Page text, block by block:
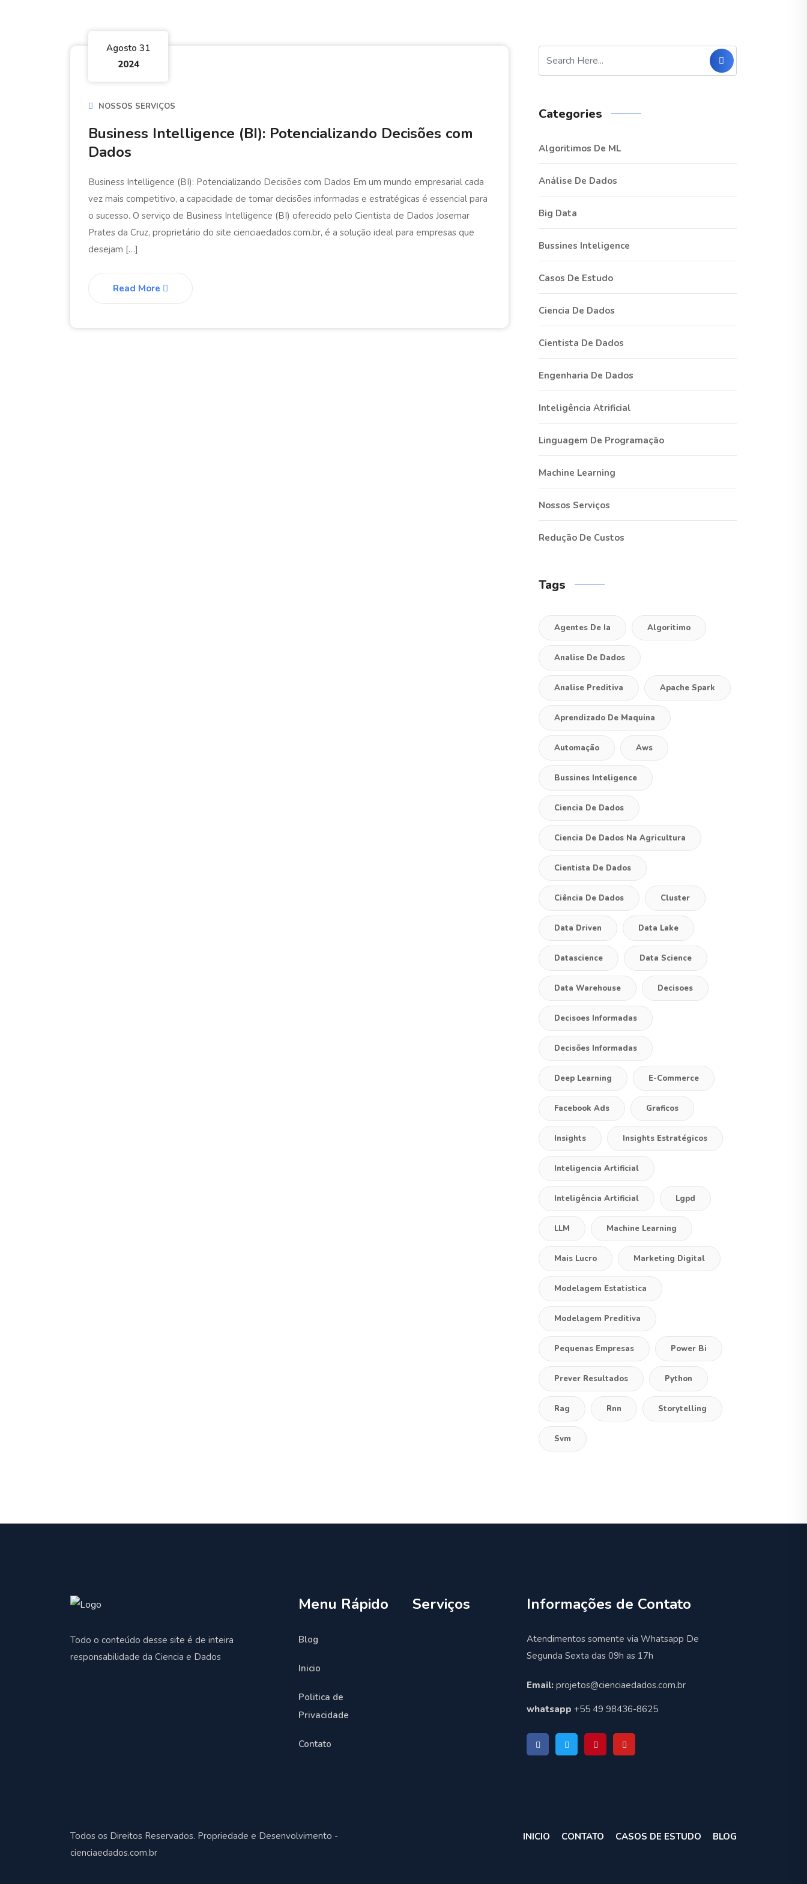
Agosto 31
2024
NOSSOS SERVIÇOS
Business Intelligence (BI): Potencializando Decisões com
Dados
Business Intelligence (BI): Potencializando Decisões com Dados Em um mundo empresarial cada
vez mais competitivo, a capacidade de tomar decisões informadas e estratégicas é essencial para
o sucesso. O serviço de Business Intelligence (BI) oferecido pelo Cientista de Dados Josemar
Prates da Cruz, proprietário do site cienciaedados.com.br, é a solução ideal para empresas que
desejam […]
Read More
Categories
Algoritimos De ML
Análise De Dados
Big Data
Bussines Inteligence
Casos De Estudo
Ciencia De Dados
Cientista De Dados
Engenharia De Dados
Inteligência Atrificial
Linguagem De Programação
Machine Learning
Nossos Serviços
Redução De Custos
Tags
Agentes De Ia Algoritimo
Analise De Dados
Analise Preditiva Apache Spark
Aprendizado De Maquina
Automação Aws
Bussines Inteligence
Ciencia De Dados
Ciencia De Dados Na Agricultura
Cientista De Dados
Ciência De Dados Cluster
Data Driven Data Lake
Datascience Data Science
Data Warehouse Decisoes
Decisoes Informadas
Decisões Informadas
Deep Learning E-Commerce
Facebook Ads Graficos
Insights Insights Estratégicos
Inteligencia Artificial
Inteligência Artificial Lgpd
LLM Machine Learning
Mais Lucro Marketing Digital
Modelagem Estatistica
Modelagem Preditiva
Pequenas Empresas Power Bi
Prever Resultados Python
Rag Rnn Storytelling
Svm
Todo o conteúdo desse site é de inteira
responsabilidade da Ciencia e Dados
Menu Rápido
Blog
Inicio
Politica de
Privacidade
Contato
Serviços Informações de Contato
Atendimentos somente via Whatsapp De
Segunda Sexta das 09h as 17h
Email: projetos@cienciaedados.com.br
whatsapp +55 49 98436-8625
Todos os Direitos Reservados. Propriedade e Desenvolvimento -
cienciaedados.com.br
INICIO CONTATO CASOS DE ESTUDO BLOG